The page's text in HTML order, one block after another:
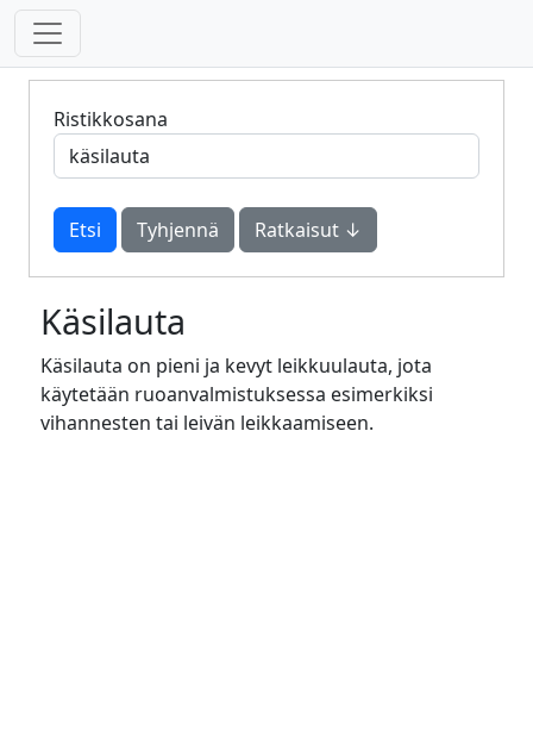
Ristikkosana
Tyhjennä Ratkaisut ↓
Käsilauta
Käsilauta on pieni ja kevyt leikkuulauta, jota
käytetään ruoanvalmistuksessa esimerkiksi
vihannesten tai leivän leikkaamiseen.